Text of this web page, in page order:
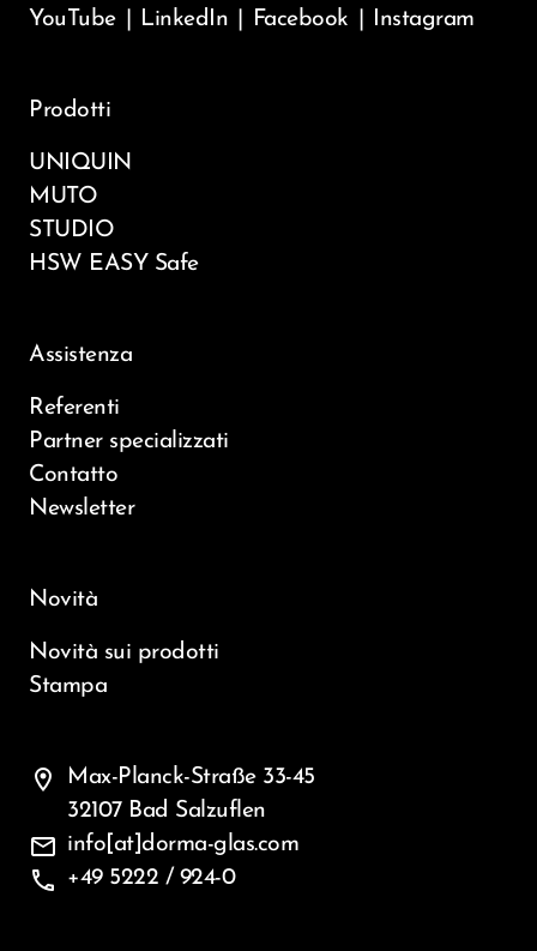
YouTube
LinkedIn Facebook Instagram
Prodotti
UNIQUIN
MUTO
STUDIO
HSW EASY Safe
Assistenza
Referenti
Partner specializzati
Contatto
Newsletter
Novità
Novità sui prodotti
Stampa
location_on
Max-Planck-Straße 33-45
32107 Bad Salzuflen
mail info[at]dorma-glas.com
phone +49 5222 / 924-0